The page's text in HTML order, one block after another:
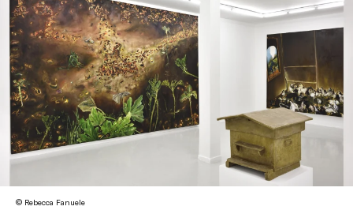
© Rebecca Fanuele